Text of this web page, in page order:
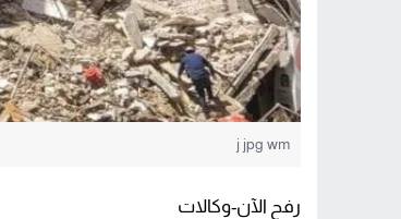
j jpg wm
رفح الآن-وكالات